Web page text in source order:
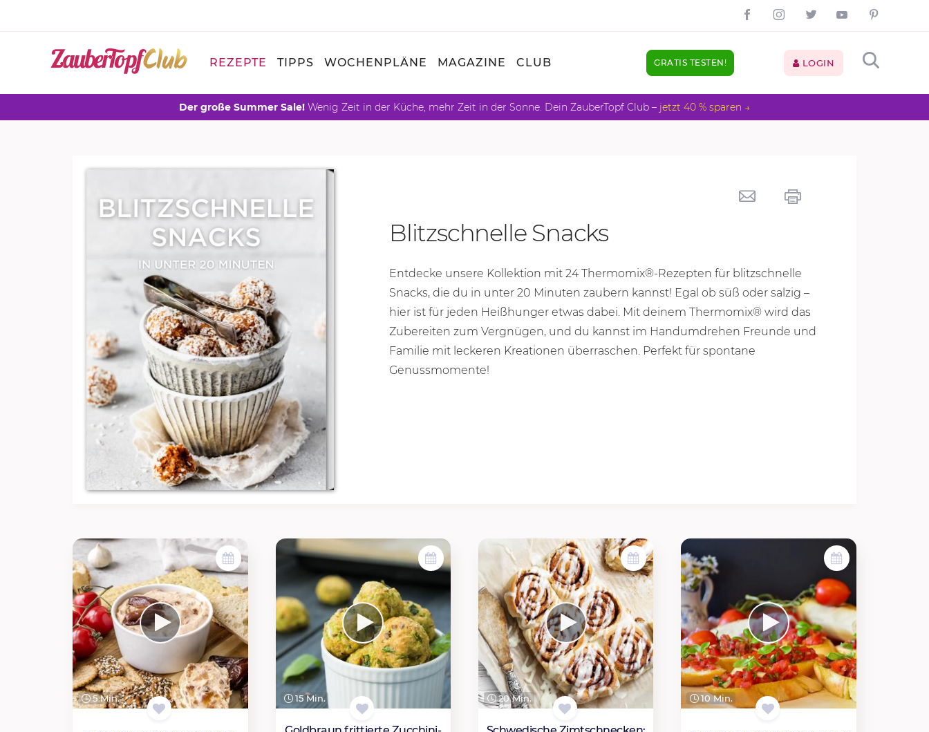
REZEPTE TIPPS WOCHENPLÄNE MAGAZINE CLUB GRATIS TESTEN! LOGIN
Der große Summer Sale! Wenig Zeit in der Küche, mehr Zeit in der Sonne. Dein ZauberTopf Club – jetzt 40 % sparen →
Blitzschnelle Snacks
Entdecke unsere Kollektion mit 24 Thermomix®-Rezepten für blitzschnelle
Snacks, die du in unter20 Minuten zaubern kannst! Egal ob süß oder salzig –
hier ist für jeden Heißhunger etwas dabei. Mit deinem Thermomix® wird das
Zubereiten zum Vergnügen, und du kannst im Handumdrehen Freunde und
Familie mit leckeren Kreationen überraschen. Perfekt für spontane
Genussmomente!
5 Min. 15 Min. 20 Min. 10 Min.